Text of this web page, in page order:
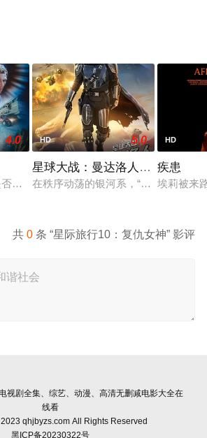
4.0
有一个“它”也正在对望？一场关于外星文
HD 5.0
星球大战：曼达洛人与古古
在秩序动荡的银河系，“最强奶爸”丁
HD
疾患
埃莉被来
共0 条 “星际旅行10：复仇女神” 影评
视剧全集、综艺、动漫、高清无删减电影大全在
线看
qhjbyzs.com All Rights Reserved
黑ICP备20230322号